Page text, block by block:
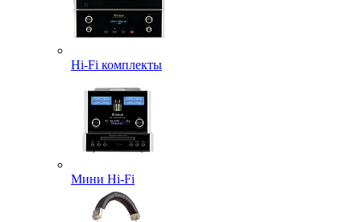
Hi-Fi комплекты
Мини Hi-Fi